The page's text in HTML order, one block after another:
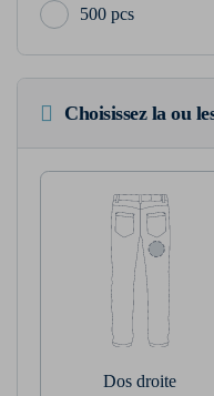
500 pcs
Choisissez la ou
Dos droite